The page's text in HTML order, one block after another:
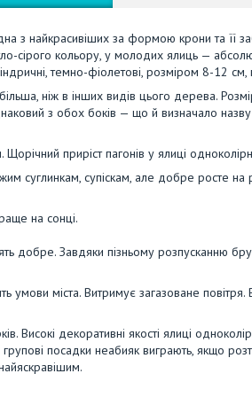
з найкрасивіших за формою крони та її
сірого кольору, у молодих ялиць —
темно-фіолетові, розміром 8-12 см,
ніж в інших видів цього дерева.
з обох боків — що й визначало
приріст пагонів у ялиці
суглинкам, супіскам, але добре росте на
на сонці.
добре. Завдяки пізньому розпусканню
умови міста. Витримує загазоване повітря.
Високі декоративні якості ялиці
посадки неабияк виграють, якщо